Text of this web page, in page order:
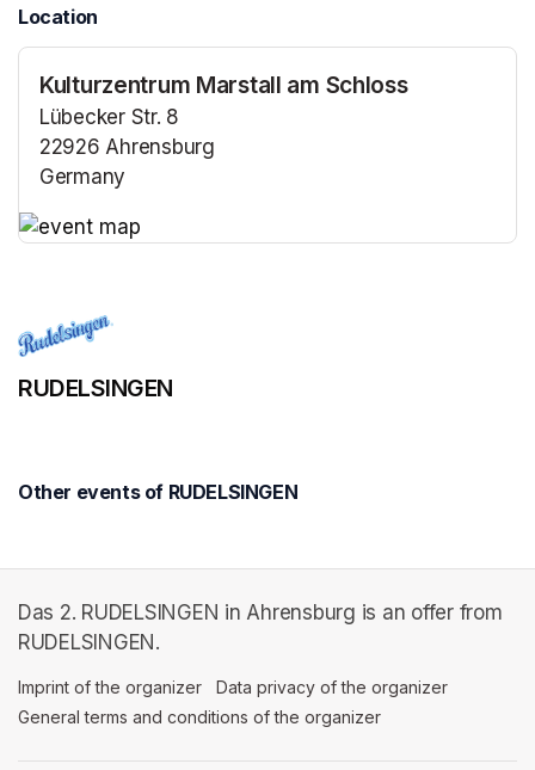
Location
Kulturzentrum Marstall am Schloss
Lübecker Str. 8
22926 Ahrensburg
Germany
RUDELSINGEN
Other events of RUDELSINGEN
Das 2. RUDELSINGEN in Ahrensburg is an offer from
RUDELSINGEN.
Imprint of the organizer (opens in a new tab)
Data privacy of the organizer
General terms and conditions of the organizer